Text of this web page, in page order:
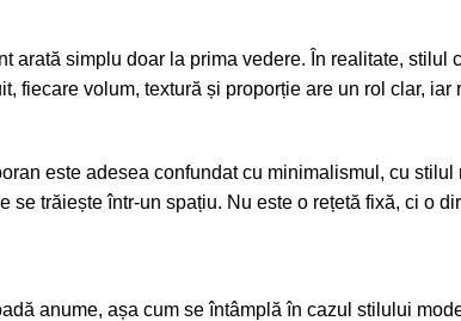
simplu doar la prima vedere. În realitate,
fiecare volum, textură și proporție are un rol clar,
este adesea confundat cu minimalismul, cu
trăiește într-un spațiu. Nu este o rețetă fixă, ci o
anume, așa cum se întâmplă în cazul stilului